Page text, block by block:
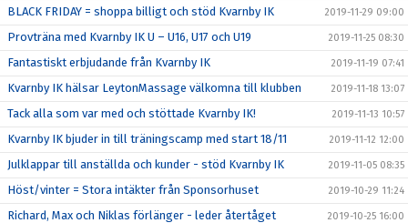
BLACK FRIDAY = shoppa billigt och stöd Kvarnby IK 2019-11-29 09:00
Provträna med Kvarnby IK U – U16, U17 och U19 2019-11-25 08:30
Fantastiskt erbjudande från Kvarnby IK 2019-11-19 07:41
Kvarnby IK hälsar LeytonMassage välkomna till klubben 2019-11-18 13:07
Tack alla som var med och stöttade Kvarnby IK! 2019-11-13 10:57
Kvarnby IK bjuder in till träningscamp med start 18/11 2019-11-12 12:00
Julklappar till anställda och kunder - stöd Kvarnby IK 2019-11-05 08:35
Höst/vinter = Stora intäkter från Sponsorhuset 2019-10-29 11:24
Richard, Max och Niklas förlänger - leder återtåget 2019-10-25 16:00